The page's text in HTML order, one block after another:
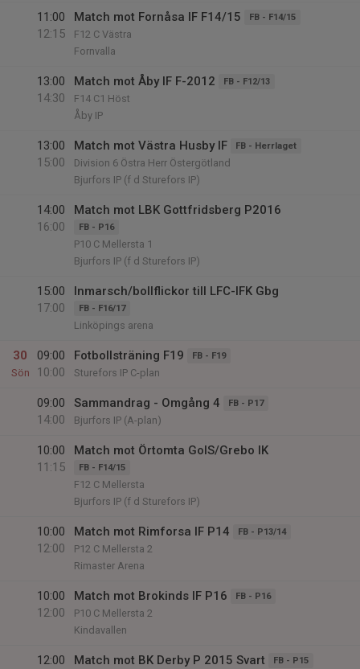
11:00
12:15
Match mot Fornåsa IF F14/15 FB - F14/15
F12 C Västra
Fornvalla
13:00
14:30
Match mot Åby IF F-2012 FB - F12/13
F14 C1 Höst
Åby IP
13:00
15:00
Match mot Västra Husby IF FB - Herrlaget
Division 6 Östra Herr Östergötland
Bjurfors IP (f d Sturefors IP)
14:00
16:00
Match mot LBK Gottfridsberg P2016
FB - P16
P10 C Mellersta 1
Bjurfors IP (f d Sturefors IP)
15:00
17:00
Inmarsch/bollflickor till LFC-IFK Gbg
FB - F16/17
Linköpings arena
30
Sön
09:00
10:00
Fotbollsträning F19 FB - F19
Sturefors IP C-plan
09:00
14:00
Sammandrag - Omgång 4 FB - P17
Bjurfors IP (A-plan)
10:00
11:15
Match mot Örtomta GoIS/Grebo IK
FB - F14/15
F12 C Mellersta
Bjurfors IP (f d Sturefors IP)
10:00
12:00
Match mot Rimforsa IF P14 FB - P13/14
P12 C Mellersta 2
Rimaster Arena
10:00
12:00
Match mot Brokinds IF P16 FB - P16
P10 C Mellersta 2
Kindavallen
12:00
Match mot BK Derby P 2015 Svart FB - P15